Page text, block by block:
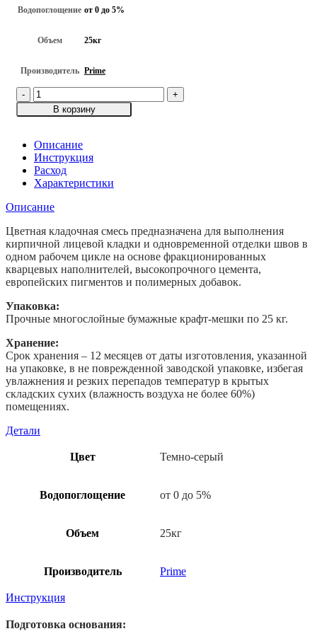
Водопоглощение от 0 до 5%
Объем 25кг
Производитель Prime
Количество
товара
Цветная
раствор
Prime
"Line
Brick"
«Klinker»
кирпича
с
водопоглащением
от
0
5%,
Темно-
25кг
В корзину
Описание
Инструкция
Расход
Характеристики
Описание
Цветная кладочная смесь предназначена для выполнения
кирпичной лицевой кладки и одновременной отделки швов в
одном рабочем цикле на основе фракционированных
кварцевых наполнителей, высокопрочного цемента,
европейских пигментов и полимерных добавок.
Упаковка:
Прочные многослойные бумажные крафт-мешки по 25 кг.
Хранение:
Срок хранения – 12 месяцев от даты изготовления, указанной
на упаковке, в не поврежденной заводской упаковке, избегая
увлажнения и резких перепадов температур в крытых
складских сухих (влажность воздуха не более 60%)
помещениях.
Детали
Цвет Темно-серый
Водопоглощение от 0 до 5%
Объем 25кг
Производитель Prime
Инструкция
Подготовка основания: